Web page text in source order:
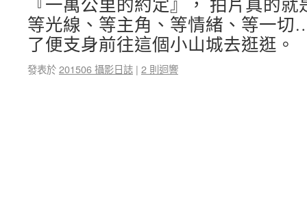
等光線、等主角、等情緒、等一
了便支身前往這個小山城去逛逛。
發表於201506 攝影日誌 | 2 則迴響